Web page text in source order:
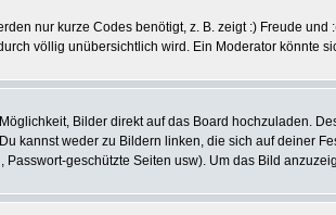
nur kurze Codes benötigt, z. B. zeigt :) Freude
völlig unübersichtlich wird. Ein Moderator könnte
Bilder direkt auf das Board hochzuladen.
kannst weder zu Bildern linken, die sich auf deiner
geschützte Seiten usw). Um das Bild